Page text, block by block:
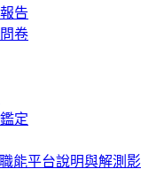
告
卷
定
能平台說明與解測影